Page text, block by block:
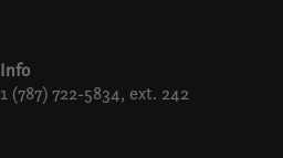
Info
1 (787) 722-5834, ext. 242